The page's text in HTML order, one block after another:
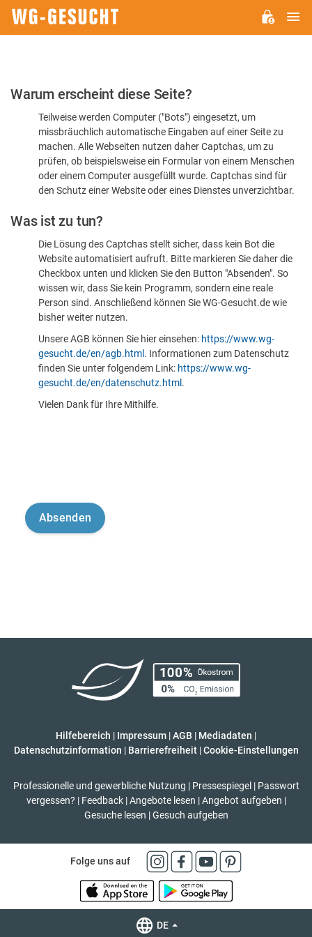
Bitte
dass
sind
Warum erscheint diese Seite?
Teilweise werden Computer ("Bots") eingesetzt, um
missbräuchlich automatische Eingaben auf einer Seite zu
machen. Alle Webseiten nutzen daher Captchas, um zu
prüfen, ob beispielsweise ein Formular von einem Menschen
oder einem Computer ausgefüllt wurde. Captchas sind für
den Schutz einer Website oder eines Dienstes unverzichtbar.
Was ist zu tun?
Die Lösung des Captchas stellt sicher, dass kein Bot die
Website automatisiert aufruft. Bitte markieren Sie daher die
Checkbox unten und klicken Sie den Button "Absenden". So
wissen wir, dass Sie kein Programm, sondern eine reale
Person sind. Anschließend können Sie WG-Gesucht.de wie
bisher weiter nutzen.
Unsere AGB können Sie hier einsehen: https://www.wg-
gesucht.de/en/agb.html . Informationen zum Datenschutz
finden Sie unter folgendem Link: https://www.wg-
gesucht.de/en/datenschutz.html .
Vielen Dank für Ihre Mithilfe.
Hilfebereich | Impressum |AGB | Mediadaten |
Datenschutzinformation | Barrierefreiheit | Cookie-Einstellungen
Professionelle und gewerbliche Nutzung | Pressespiegel | Passwort
vergessen? | Feedback | Angebote lesen | Angebot aufgeben |
Gesuche lesen | Gesuch aufgeben
Folge uns auf
DE